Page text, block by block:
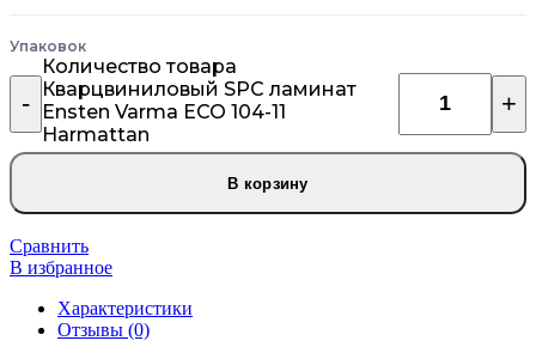
Упаковок
Количество товара
Кварцвиниловый SPC ламинат
Ensten Varma ECO 104-11
Harmattan
В корзину
Сравнить
В избранное
Характеристики
Отзывы (0)